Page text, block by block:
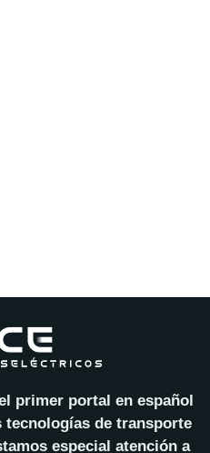
primer portal en español
tecnologías de transporte
especial atención a